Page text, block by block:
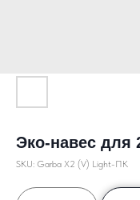
Эко-навес для
SKU: Garba X2 (V) Light-ПК